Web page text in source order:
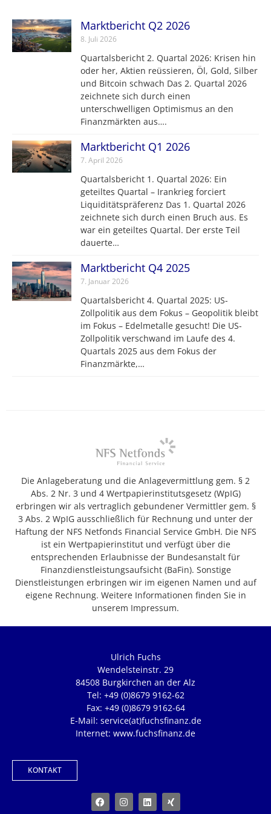
Marktbericht Q2 2026
8. Juli 2026
Quartalsbericht 2. Quartal 2026: Krisen hin
oder her, Aktien reüssieren, Öl, Gold, Silber
und Bitcoin schwach Das 2. Quartal 2026
zeichnete sich durch einen
unterschwelligen Optimismus an den
Finanzmärkten aus….
Marktbericht Q1 2026
7. April 2026
Quartalsbericht 1. Quartal 2026: Ein
geteiltes Quartal – Irankrieg forciert
Liquiditätspräferenz Das 1. Quartal 2026
zeichnete sich durch einen Bruch aus. Es
war ein geteiltes Quartal. Der erste Teil
dauerte…
Marktbericht Q4 2025
7. Januar 2026
Quartalsbericht 4. Quartal 2025: US-
Zollpolitik aus dem Fokus – Geopolitik bleibt
im Fokus – Edelmetalle gesucht! Die US-
Zollpolitik verschwand im Laufe des 4.
Quartals 2025 aus dem Fokus der
Finanzmärkte,…
Die Anlageberatung und die Anlagevermittlung gem. § 2
Abs. 2 Nr. 3 und 4 Wertpapierinstitutsgesetz (WpIG)
erbringen wir als vertraglich gebundener Vermittler gem. §
3 Abs. 2 WpIG ausschließlich für Rechnung und unter der
Haftung der NFS Netfonds Financial Service GmbH. Die NFS
ist ein Wertpapierinstitut und verfügt über die
entsprechenden Erlaubnisse der Bundesanstalt für
Finanzdienstleistungsaufsicht (BaFin). Sonstige
Dienstleistungen erbringen wir im eigenen Namen und auf
eigene Rechnung. Weitere Informationen finden Sie in
unserem Impressum.
Ulrich Fuchs
Wendelsteinstr. 29
84508 Burgkirchen an der Alz
Tel: +49 (0)8679 9162-62
Fax: +49 (0)8679 9162-64
E-Mail: service(at)fuchsfinanz.de
Internet: www.fuchsfinanz.de
KONTAKT